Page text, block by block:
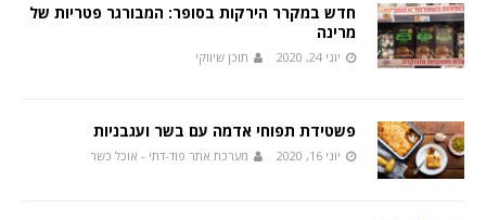
חדש במקרר הירקות בסופר: המבורגר פטריות של
מרינה
יוני 24, 2020 תוכן שיווקי
פשטידת תפוחי אדמה עם בשר ועגבניות
יוני 16, 2020 מערכת אתר פוד-דתי - אוכל כשר